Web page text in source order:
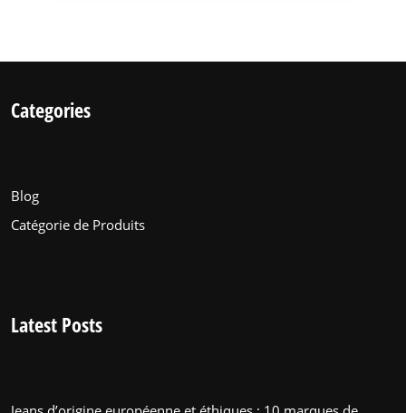
Categories
Blog
Catégorie de Produits
Latest Posts